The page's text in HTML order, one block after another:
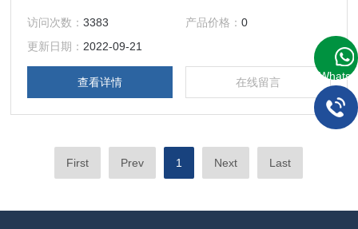
orderungen
访问次数：3383 产品价格： 0
更新日期： 2022-09-21
查看详情 在线留言
First Prev 1 Next Last